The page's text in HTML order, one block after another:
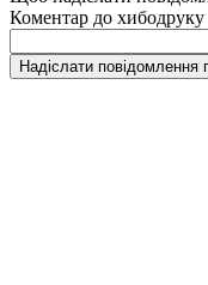
Коментар до хибодруку